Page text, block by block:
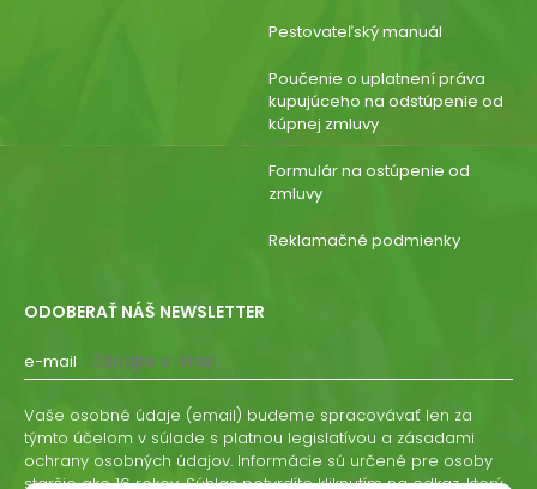
Pestovateľský manuál
Poučenie o uplatnení práva
kupujúceho na odstúpenie od
kúpnej zmluvy
Formulár na ostúpenie od
zmluvy
Reklamačné podmienky
ODOBERAŤ NÁŠ NEWSLETTER
e-mail
Vaše osobné údaje (email) budeme spracovávať len za
týmto účelom v súlade s platnou legislatívou a zásadami
ochrany osobných údajov. Informácie sú určené pre osoby
staršie ako 16 rokov. Súhlas potvrdíte kliknutím na odkaz, ktorý